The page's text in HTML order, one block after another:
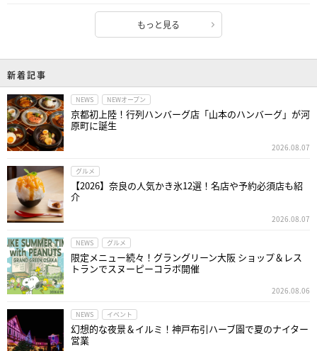
もっと見る
新着記事
NEWS NEWオープン
京都初上陸！行列ハンバーグ店「山本のハンバーグ」が河
原町に誕生
2026.08.07
グルメ
【2026】奈良の人気かき氷12選！名店や予約必須店も紹
介
2026.08.07
NEWS グルメ
限定メニュー続々！グラングリーン大阪 ショップ＆レス
トランでスヌーピーコラボ開催
2026.08.06
NEWS イベント
幻想的な夜景＆イルミ！神戸布引ハーブ園で夏のナイター
営業